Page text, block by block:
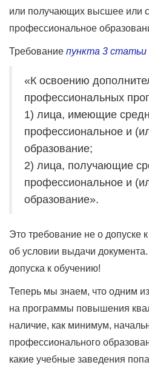
или получающих высшее или
профессиональное
Требование пункта 3 статьи
«К освоению
профессиональных
1) лица, имеющие
профессиональное и
образование;
2) лица, получающие
профессиональное и
образование».
Это требование не о допуске
об условии выдачи
допуска к обучению!
Теперь мы знаем, что одним
на программы повышения
наличие, как минимум,
профессионального
какие учебные заведения